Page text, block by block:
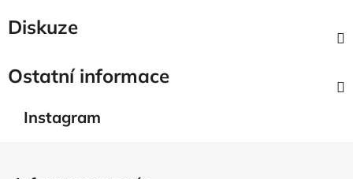
Diskuze
Ostatní informace
Instagram